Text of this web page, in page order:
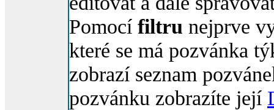
Pomocí filtru nejprve
které se má pozvánka
zobrazí seznam
pozvánku zobrazíte její